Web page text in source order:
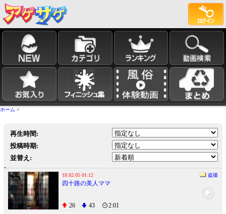
ホーム >
再生時間:
投稿時期:
並替え:
18.02.05 01:12 盗撮
四十路の美人ママ
26 43 2:01